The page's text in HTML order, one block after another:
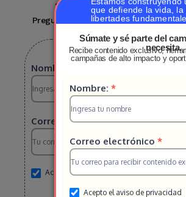
Suscríbete
Preguntas Frecuentes
Suscribete a nuestro
Suscripcion
HS
2025
Nombre:
Correo electrónico*
Acepto el aviso de privacidad
que defiende la vida, la
libertades
Súmate y sé parte del
necesita.
Recibe contenido exclusivo,
campañas de alto impacto y
Suscripcion
HS
2025
Nombre: *
Correo electrónico *
Acepto el aviso de privacidad